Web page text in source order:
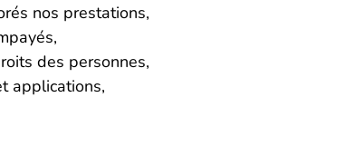
nos prestations,
des personnes,
applications,